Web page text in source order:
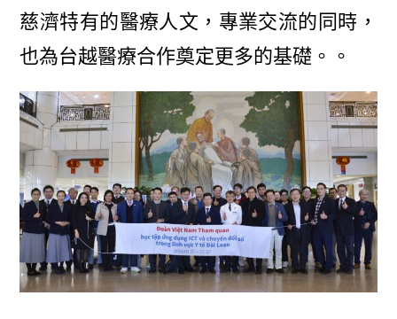
慈濟特有的醫療人文，專業交流的同時，
也為台越醫療合作奠定更多的基礎。。